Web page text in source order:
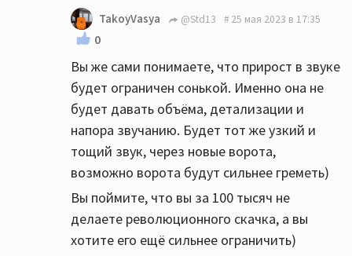
TakoyVasya @Std13 25 мая 2023 в 17:35
0
Вы же сами понимаете, что прирост в звуке
будет ограничен сонькой. Именно она не
будет давать объёма, детализации и
напора звучанию. Будет тот же узкий и
тощий звук, через новые ворота,
возможно ворота будут сильнее греметь)
Вы поймите, что вы за 100 тысяч не
делаете революционного скачка, а вы
хотите его ещё сильнее ограничить)